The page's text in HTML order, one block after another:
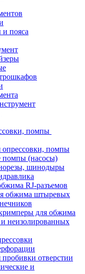
пояса
помпы
опрессовки, помпы
помпы (насосы)
шинодыры
RJ-разъемов
обжима штыревых
для обжима
неизолированных
отверстии
и